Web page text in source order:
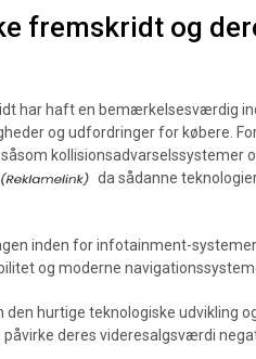
fremskridt og
har haft en bemærkelsesværdig
og udfordringer for købere.
kollisionsadvarselssystemer
da sådanne
inden for infotainment-
og moderne
den hurtige teknologiske udvikling
deres videresalgsværdi